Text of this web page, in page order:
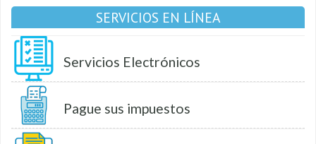
SERVICIOS EN LÍNEA
Servicios Electrónicos
Pague sus impuestos